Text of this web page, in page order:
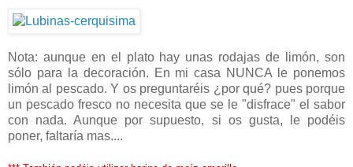
Nota: aunque en el plato hay unas rodajas de limón, son
sólo para la decoración. En mi casa NUNCA le ponemos
limón al pescado. Y os preguntaréis ¿por qué? pues porque
un pescado fresco no necesita que se le "disfrace" el sabor
con nada. Aunque por supuesto, si os gusta, le podéis
poner, faltaría mas....